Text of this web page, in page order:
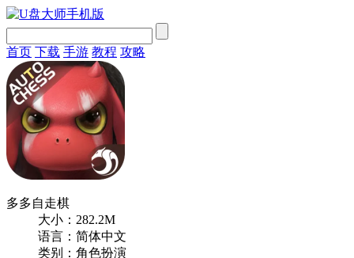
首页 下载 手游 教程 攻略
多多自走棋
大小：282.2M
语言：简体中文
类别：角色扮演